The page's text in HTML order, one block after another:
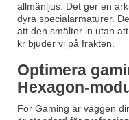
allmänljus. Det ger en
dyra specialarmaturer.
att den smälter in utan
kr bjuder vi på frakten.
Optimera
Hexagon-
För Gaming är väggen